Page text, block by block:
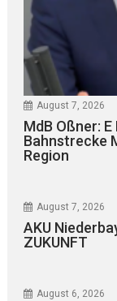
August 7, 2026
MdB Oßner: E
Bahnstrecke
Region
August 7, 2026
AKU
ZUKUNFT
August 6, 2026